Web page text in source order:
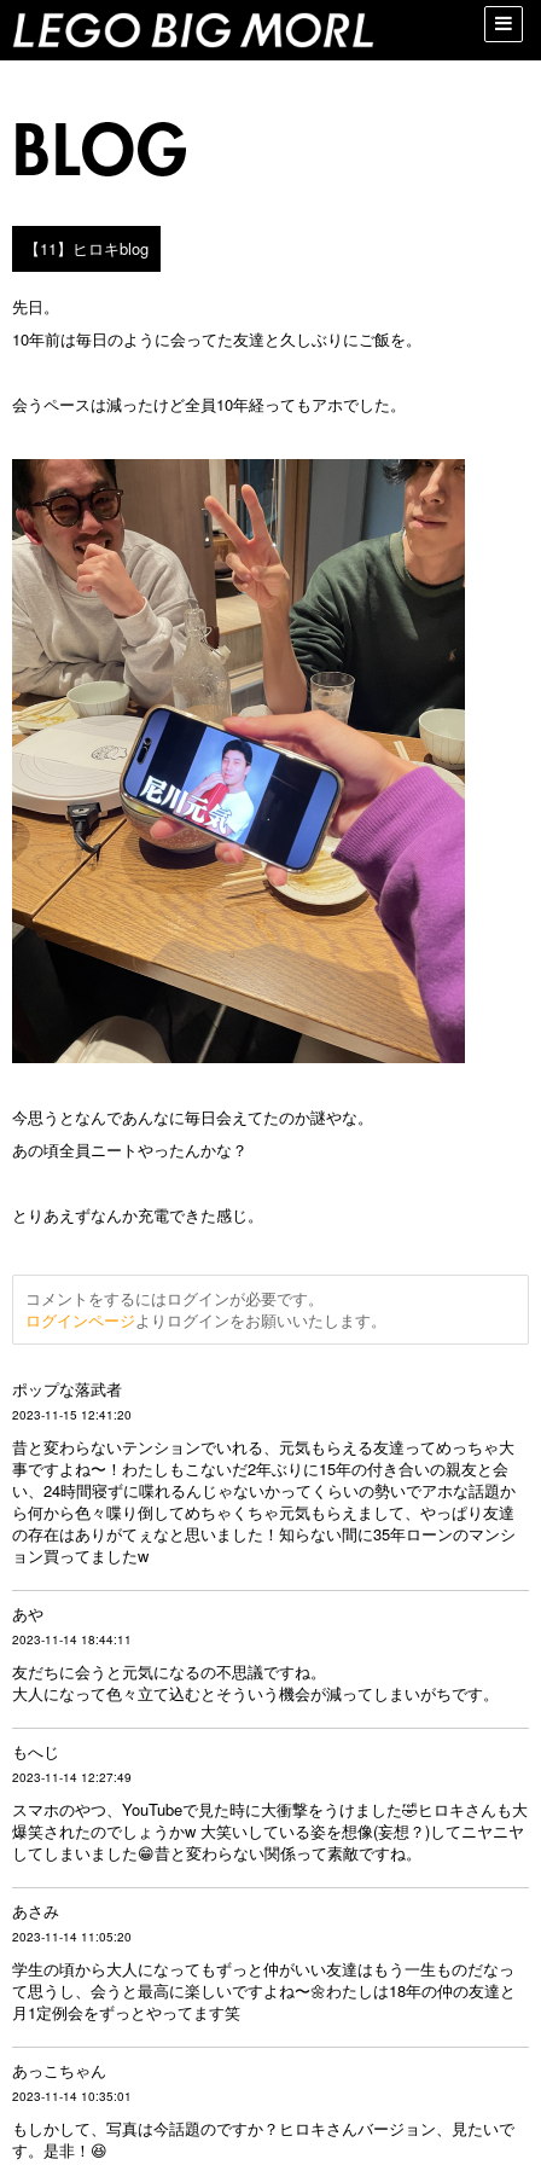
Toggle
【11】ヒロキblog
先日。
10年前は毎日のように会ってた友達と久しぶりにご飯を。
会うペースは減ったけど全員10年経ってもアホでした。
今思うとなんであんなに毎日会えてたのか謎やな。
あの頃全員ニートやったんかな？
とりあえずなんか充電できた感じ。
コメントをするにはログインが必要です。
ログインページよりログインをお願いいたします。
ポップな落武者
2023-11-15 12:41:20
昔と変わらないテンションでいれる、元気もらえる友達ってめっちゃ大
事ですよね〜！わたしもこないだ2年ぶりに15年の付き合いの親友と会
い、24時間寝ずに喋れるんじゃないかってくらいの勢いでアホな話題か
ら何から色々喋り倒してめちゃくちゃ元気もらえまして、やっぱり友達
の存在はありがてぇなと思いました！知らない間に35年ローンのマンシ
ョン買ってましたw
あや
2023-11-14 18:44:11
友だちに会うと元気になるの不思議ですね。
大人になって色々立て込むとそういう機会が減ってしまいがちです。
もへじ
2023-11-14 12:27:49
スマホのやつ、YouTubeで見た時に大衝撃をうけました🤣ヒロキさんも大
爆笑されたのでしょうかw 大笑いしている姿を想像(妄想？)してニヤニヤ
してしまいました😁昔と変わらない関係って素敵ですね。
あさみ
2023-11-14 11:05:20
学生の頃から大人になってもずっと仲がいい友達はもう一生ものだなっ
て思うし、会うと最高に楽しいですよね〜🌼わたしは18年の仲の友達と
月1定例会をずっとやってます笑
あっこちゃん
2023-11-14 10:35:01
もしかして、写真は今話題のですか？ヒロキさんバージョン、見たいで
す。是非！😆